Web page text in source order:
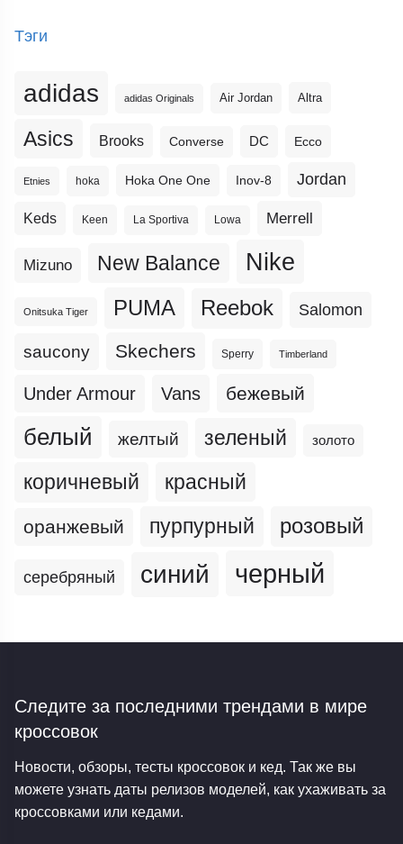
Тэги
adidas adidas Originals Air Jordan Altra
Asics Brooks Converse DC Ecco
Etnies hoka Hoka One One Inov-8 Jordan
Keds Keen La Sportiva Lowa Merrell
Mizuno New Balance Nike
Onitsuka Tiger PUMA Reebok Salomon
saucony Skechers Sperry Timberland
Under Armour Vans бежевый
белый желтый зеленый золото
коричневый красный
оранжевый пурпурный розовый
серебряный синий черный
Следите за последними трендами в мире
кроссовок
Новости, обзоры, тесты кроссовок и кед. Так же вы
можете узнать даты релизов моделей, как ухаживать за
кроссовками или кедами.